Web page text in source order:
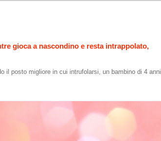
gioca a nascondino e resta intrappolato,
il posto migliore in cui intrufolarsi, un bambino di 4 anni